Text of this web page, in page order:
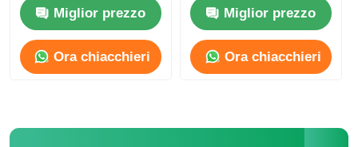
Contattaci
notizie
Bluetooth - Plastica
nera + PCB metallico
di dimensioni
originali
Miglior prezzo
Ora chiacchieri
aggiornamento
gratuito e accessori
di versione completa
Miglior prezzo
Ora chiacchieri